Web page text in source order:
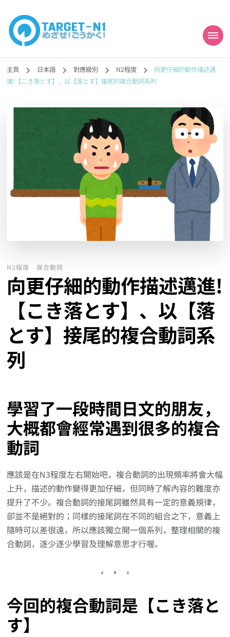
目標!!日本語能力試
N1合格
勉強コンテンツも追加予定!!】
主頁 日本語 對應級別 N2程度
向更仔細的動作描述邁
進!【こき落とす】、以【落とす】接尾的複合動詞系列
N2程度 複合動詞
向更仔細的動作描述邁進!
【こき落とす】、以【落
とす】接尾的複合動詞系
列
學習了一段時間日文的朋友，
大概都會經常遇到很多的複合
動詞
應該是在N3程度左右開始吧，複合動詞的出現頻率將會大幅
上升，描述的動作變得更加仔細，但同時了解內容的難度亦
提升了不少。複合動詞的接尾詞雖然具有一定的意義規律，
卻並不是絕對的；同樣的接尾詞在不同的組合之下，意義上
隨時可以差很遠，所以應該獨立開一個系列，整理相關的複
合動詞，逐少逐少學習及理解意思才行喔。
今回的複合動詞是【こき落と
す】